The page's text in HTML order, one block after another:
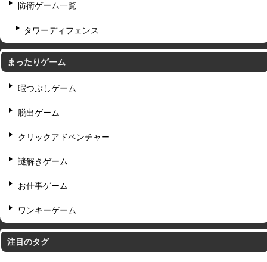
防衛ゲーム一覧
タワーディフェンス
まったりゲーム
暇つぶしゲーム
脱出ゲーム
クリックアドベンチャー
謎解きゲーム
お仕事ゲーム
ワンキーゲーム
注目のタグ